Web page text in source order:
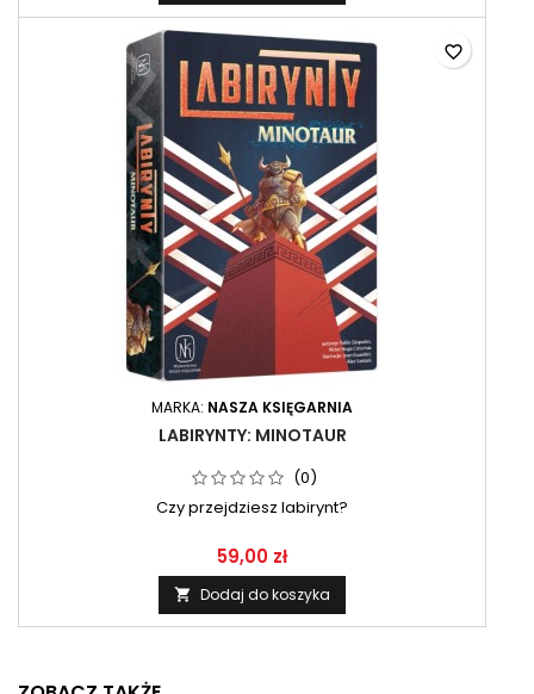
MARKA: NASZA KSIĘGARNIA
LABIRYNTY: MINOTAUR
(0)
Czy przejdziesz labirynt?
59,00 zł
 Dodaj do koszyka
favorite_border